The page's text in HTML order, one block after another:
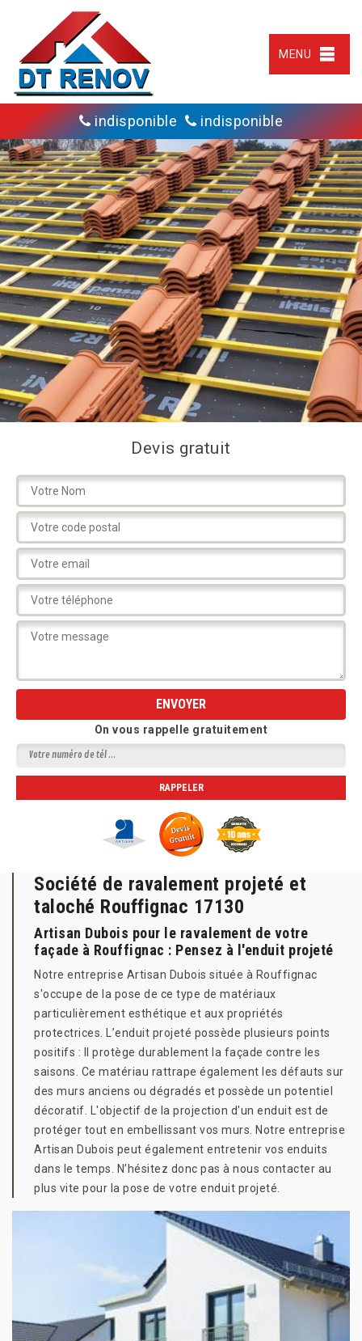
MENU
indisponible indisponible
Devis gratuit
On vous rappelle gratuitement
Société de ravalement projeté et
taloché Rouffignac 17130
Artisan Dubois pour le ravalement de votre
façade à Rouffignac : Pensez à l'enduit projeté
Notre entreprise Artisan Dubois située à Rouffignac
s'occupe de la pose de ce type de matériaux
particulièrement esthétique et aux propriétés
protectrices. L’enduit projeté possède plusieurs points
positifs : Il protège durablement la façade contre les
saisons. Ce matériau rattrape également les défauts sur
des murs anciens ou dégradés et possède un potentiel
décoratif. L'objectif de la projection d'un enduit est de
protéger tout en embellissant vos murs. Notre entreprise
Artisan Dubois peut également entretenir vos enduits
dans le temps. N’hésitez donc pas à nous contacter au
plus vite pour la pose de votre enduit projeté.